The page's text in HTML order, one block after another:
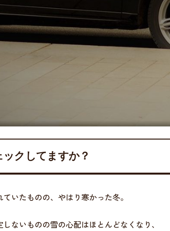
クしてますか？
いたものの、やはり寒かった冬。
ないものの雪の心配はほとんどなくなり、